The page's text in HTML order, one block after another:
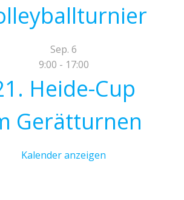
Sep.6
9:00 - 17:00
Heide-Cup
Gerätturnen
Kalender anzeigen